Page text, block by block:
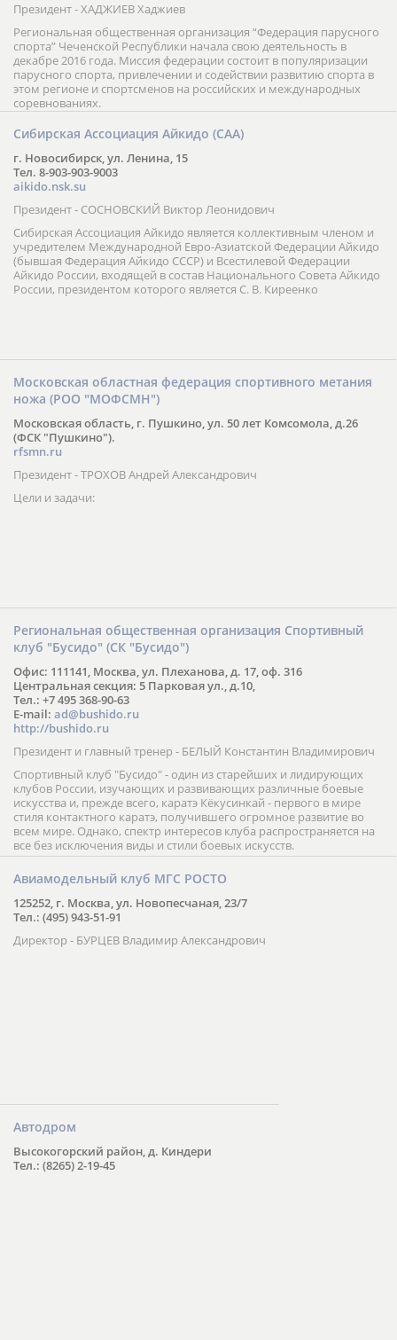
Президент - ХАДЖИЕВ Хаджиев
Региональная общественная организация “Федерация парусного
спорта” Чеченской Республики начала свою деятельность в
декабре 2016 года. Миссия федерации состоит в популяризации
парусного спорта, привлечении и содействии развитию спорта в
этом регионе и спортсменов на российских и международных
соревнованиях.
Сибирская Ассоциация Айкидо (САА)
г. Новосибирск, ул. Ленина, 15
Тел. 8-903-903-9003
aikido.nsk.su
Президент - СОСНОВСКИЙ Виктор Леонидович
Сибирская Ассоциация Айкидо является коллективным членом и
учредителем Международной Евро-Азиатской Федерации Айкидо
(бывшая Федерация Айкидо СССР) и Всестилевой Федерации
Айкидо России, входящей в состав Национального Совета Айкидо
России, президентом которого является С. В. Киреенко
Московская областная федерация спортивного метания
ножа (РОО "МОФСМН")
Московская область, г. Пушкино, ул. 50 лет Комсомола, д.26
(ФСК "Пушкино").
rfsmn.ru
Президент - ТРОХОВ Андрей Александрович
Цели и задачи:
Региональная общественная организация Спортивный
клуб "Бусидо" (СК "Бусидо")
Офис: 111141, Москва, ул. Плеханова, д. 17, оф. 316
Центральная секция: 5 Парковая ул., д.10,
Тел.: +7 495 368-90-63
E-mail: ad@bushido.ru
http://bushido.ru
Президент и главный тренер - БЕЛЫЙ Константин Владимирович
Спортивный клуб "Бусидо" - один из старейших и лидирующих
клубов России, изучающих и развивающих различные боевые
искусства и, прежде всего, каратэ Кёкусинкай - первого в мире
стиля контактного каратэ, получившего огромное развитие во
всем мире. Однако, спектр интересов клуба распространяется на
все без исключения виды и стили боевых искусств.
Авиамодельный клуб МГС РОСТО
125252, г. Москва, ул. Новопесчаная, 23/7
Тел.: (495) 943-51-91
Директор - БУРЦЕВ Владимир Александрович
Автодром
Высокогорский район, д. Киндери
Тел.: (8265) 2-19-45